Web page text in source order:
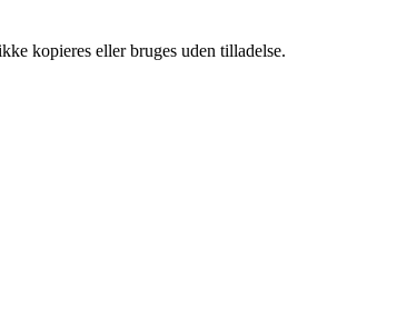
kopieres eller bruges uden tilladelse.